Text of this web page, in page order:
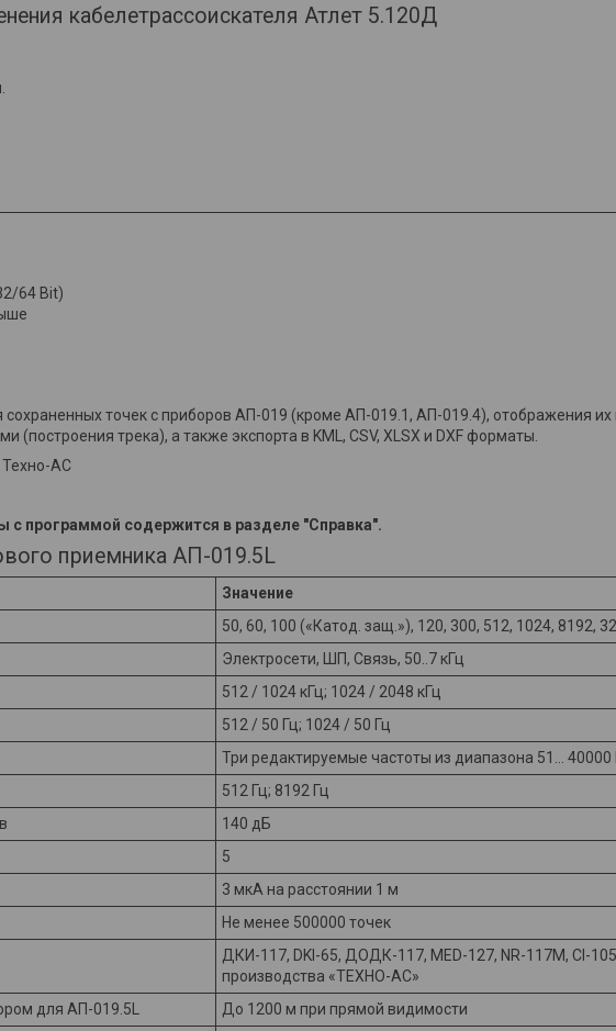
кабелетрассоискателя Атлет 5.120Д
64 Bit)
точек с приборов АП-019 (кроме АП-019.1, АП-019.4), отображения их
трека), а также экспорта в KML, CSV, XLSX и DXF форматы.
с программой содержится в разделе "Справка".
приемника АП-019.5L
Значение
50, 60, 100 («Катод. защ.»), 120, 300, 512, 1024, 8192,
Электросети, ШП, Связь, 50..7 кГц
512 / 1024 кГц; 1024 / 2048 кГц
512 / 50 Гц; 1024 / 50 Гц
Три редактируемые частоты из диапазона 51… 40000
512 Гц; 8192 Гц
140 дБ
5
3 мкА на расстоянии 1 м
Не менее 500000 точек
ДКИ-117, DKI-65, ДОДК-117, MED-127, NR-117М, CI-
производства «ТЕХНО-АС»
для АП-019.5L
До 1200 м при прямой видимости